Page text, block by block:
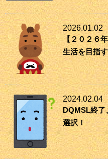
2026.01.02
【２０２６
生活を目指
2024.02.04
DQMSL終了
選択！